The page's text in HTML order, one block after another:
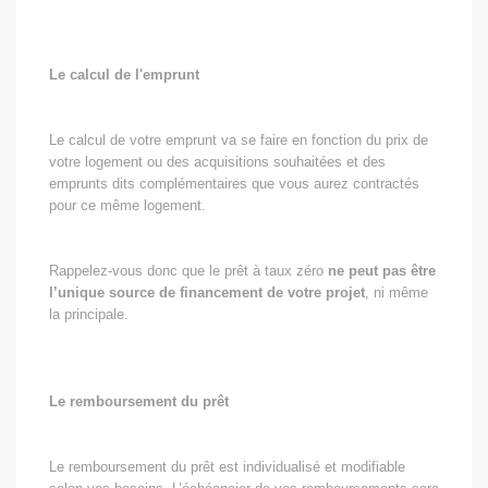
Le calcul de l'emprunt
Le calcul de votre emprunt va se faire en fonction du prix de
votre logement ou des acquisitions souhaitées et des
emprunts dits complémentaires que vous aurez contractés
pour ce même logement.
Rappelez-vous donc que le prêt à taux zéro ne peut pas être
l’unique source de financement de votre projet, ni même
la principale.
Le remboursement du prêt
Le remboursement du prêt est individualisé et modifiable